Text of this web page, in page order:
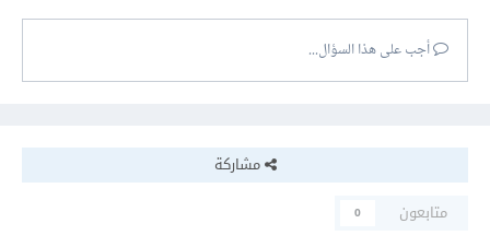
أجب على هذا السؤال...
مشاركة
متابعون
0